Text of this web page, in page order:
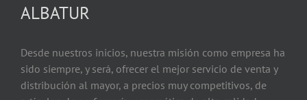
ALBATUR
Desde nuestros inicios, nuestra misión como empresa ha
sido siempre, y será, ofrecer el mejor servicio de venta y
distribución al mayor, a precios muy competitivos, de